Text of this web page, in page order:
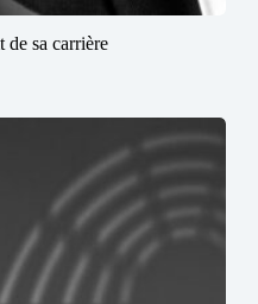
de sa carrière